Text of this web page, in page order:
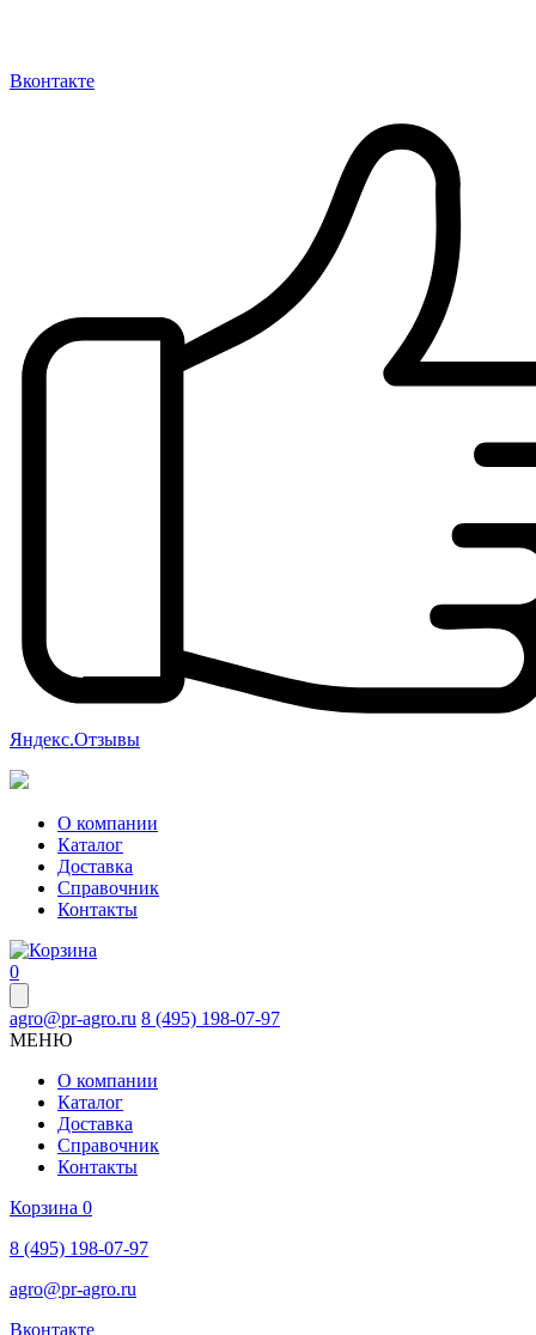
Вконтакте
Яндекс.Отзывы
О компании
Каталог
Доставка
Справочник
Контакты
0
agro@pr-agro.ru 8 (495) 198-07-97
МЕНЮ
О компании
Каталог
Доставка
Справочник
Контакты
Корзина 0
8 (495) 198-07-97
agro@pr-agro.ru
Вконтакте